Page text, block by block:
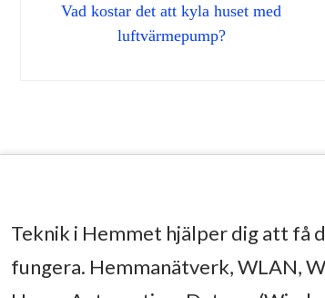
Vad kostar det att kyla huset med
luftvärmepump?
Teknik i Hemmet hjälper dig att få
fungera. Hemmanätverk, WLAN,